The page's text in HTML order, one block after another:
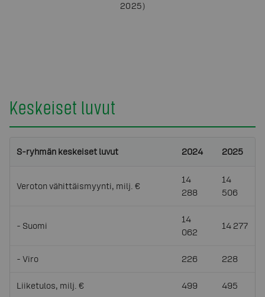
2025)
Keskeiset luvut
S-ryhmän keskeiset luvut 2024 2025
Veroton vähittäismyynti, milj. €
14
288
14
506
- Suomi
14
062
14 277
- Viro 226 228
Liiketulos, milj. € 499 495